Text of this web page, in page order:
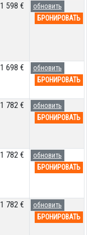
1 598 €
обновить
БРОНИРОВАТЬ
1 698 €
обновить
БРОНИРОВАТЬ
1 782 €
обновить
БРОНИРОВАТЬ
1 782 €
обновить
БРОНИРОВАТЬ
1 782 €
обновить
БРОНИРОВАТЬ